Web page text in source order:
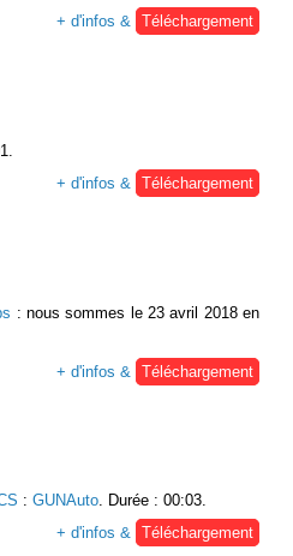
+ d'infos &
Téléchargement
+ d'infos &
Téléchargement
: nous sommes le 23 avril 2018 en
+ d'infos &
Téléchargement
: GUNAuto. Durée : 00:03.
+ d'infos & Téléchargement